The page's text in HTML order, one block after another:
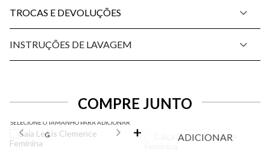
TROCAS E DEVOLUÇÕES
INSTRUÇÕES DE LAVAGEM
COMPRE JUNTO
SELECIONE O TAMANHO PARA ADICIONAR
G ADICIONAR